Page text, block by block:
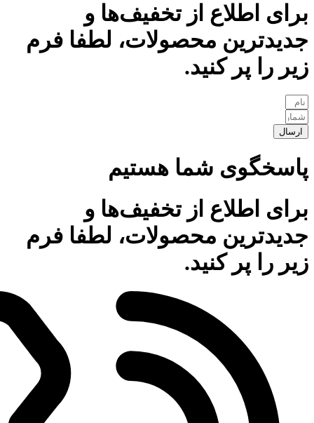
برای اطلاع از تخفیف‌ها و
جدیدترین محصولات، لطفا فرم
زیر را پر کنید.
ارسال
پاسخگوی شما هستیم
برای اطلاع از تخفیف‌ها و
جدیدترین محصولات، لطفا فرم
زیر را پر کنید.